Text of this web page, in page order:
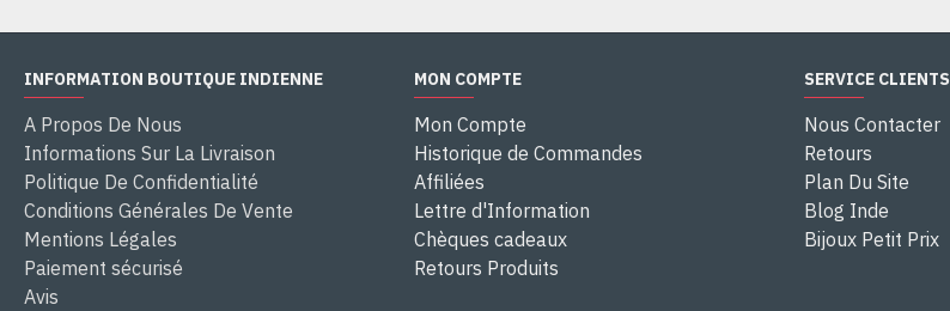
INFORMATION BOUTIQUE INDIENNE
A Propos De Nous
Informations Sur La Livraison
Politique De Confidentialité
Conditions Générales De Vente
Mentions Légales
Paiement sécurisé
Avis
MON COMPTE
Mon Compte
Historique de Commandes
Affiliées
Lettre d'Information
Chèques cadeaux
Retours Produits
SERVICE CLIENTS
Nous Contacter
Retours
Plan Du Site
Blog Inde
Bijoux Petit Prix